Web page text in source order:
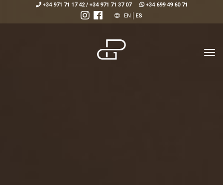
+34 971 71 17 42/ +34 971 71 37 07
+34 699 49 60 71
EN
ES